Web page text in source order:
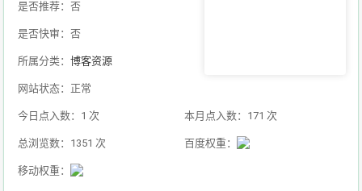
是否推荐：否
是否快审：否
所属分类： 博客资源
网站状态：正常
今日点入数：1 次 本月点入数：171 次
总浏览数：1351 次 百度权重：
移动权重：